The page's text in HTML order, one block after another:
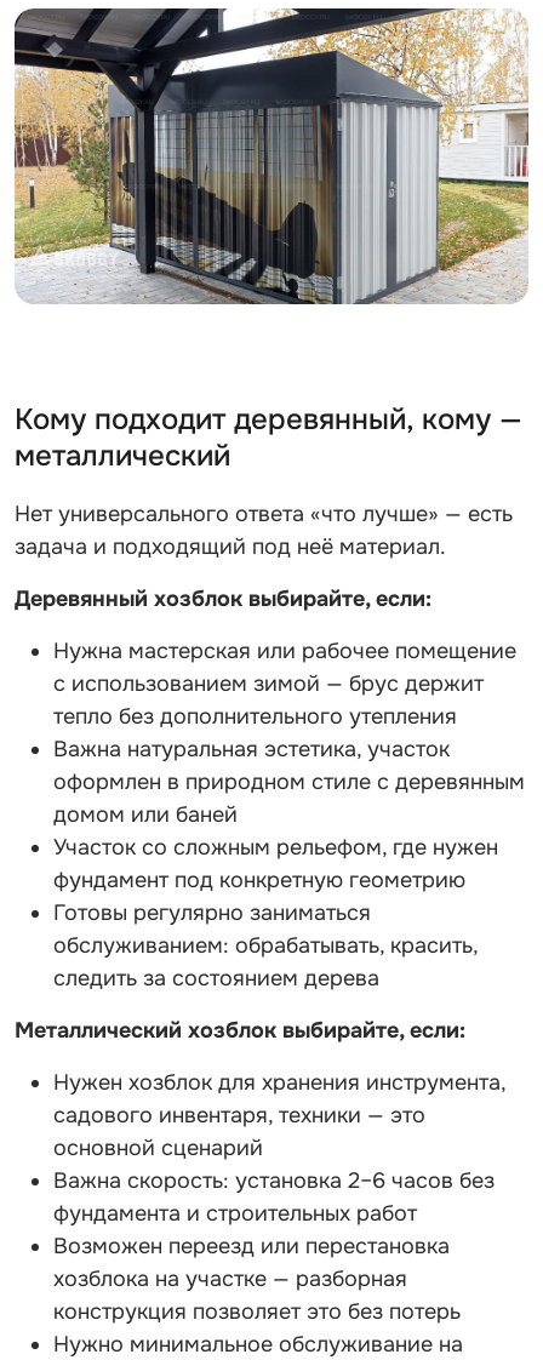
Кому подходит деревянный, кому —
металлический
Нет универсального ответа «что лучше» — есть
задача и подходящий под неё материал.
Деревянный хозблок выбирайте, если:
Нужна мастерская или рабочее помещение
с использованием зимой — брус держит
тепло без дополнительного утепления
Важна натуральная эстетика, участок
оформлен в природном стиле с деревянным
домом или баней
Участок со сложным рельефом, где нужен
фундамент под конкретную геометрию
Готовы регулярно заниматься
обслуживанием: обрабатывать, красить,
следить за состоянием дерева
Металлический хозблок выбирайте, если:
Нужен хозблок для хранения инструмента,
садового инвентаря, техники — это
основной сценарий
Важна скорость: установка 2–6 часов без
фундамента и строительных работ
Возможен переезд или перестановка
хозблока на участке — разборная
конструкция позволяет это без потерь
Нужно минимальное обслуживание на